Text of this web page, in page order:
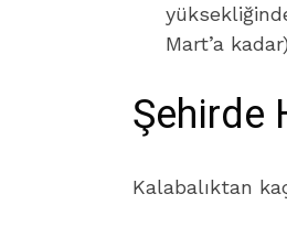
Mart’a
Şehirde
Kalabalıktan